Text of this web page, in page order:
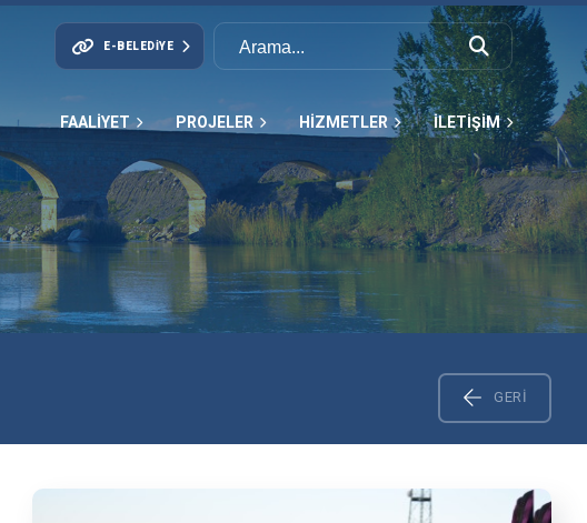
E-BELEDIYE
FAALİYET PROJELER HİZMETLER İLETİŞİM
GERI